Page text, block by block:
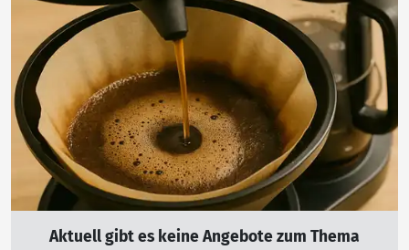
Aktuell gibt es keine Angebote zum Thema